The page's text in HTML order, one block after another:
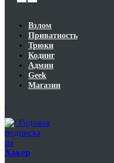
Взлом
Приватность
Трюки
Кодинг
Админ
Geek
Магазин
Годовая
подписка
на
Хакер